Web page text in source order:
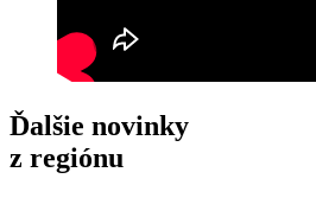
Ďalšie novinky
z regiónu